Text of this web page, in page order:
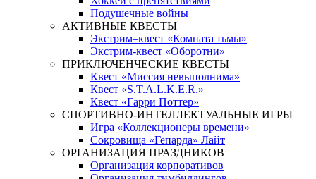
Подушечные войны
АКТИВНЫЕ КВЕСТЫ
Экстрим–квест «Комната тьмы»
Экстрим-квест «Оборотни»
ПРИКЛЮЧЕНЧЕСКИЕ КВЕСТЫ
Квест «Миссия невыполнима»
Квест «S.T.A.L.K.E.R.»
Квест «Гарри Поттер»
СПОРТИВНО-ИНТЕЛЛЕКТУАЛЬНЫЕ ИГРЫ
Игра «Коллекционеры времени»
Сокровища «Гепарда» Лайт
ОРГАНИЗАЦИЯ ПРАЗДНИКОВ
Организация корпоративов